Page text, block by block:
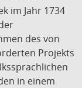
im Jahr 1734
des von
Projekts
in einem